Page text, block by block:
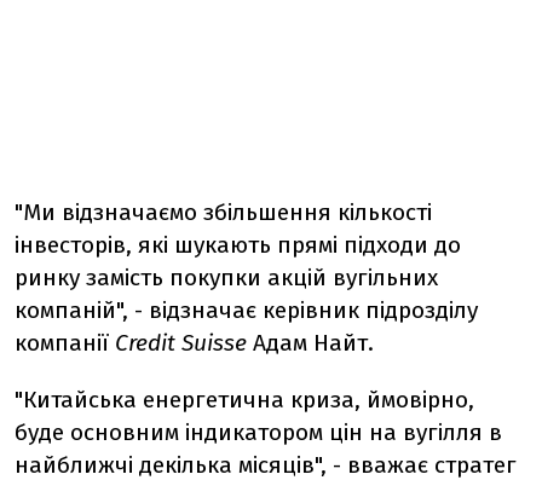
"Ми відзначаємо збільшення кількості
інвесторів, які шукають прямі підходи до
ринку замість покупки акцій вугільних
компаній", - відзначає керівник підрозділу
компанії Credit Suisse Адам Найт.
"Китайська енергетична криза, ймовірно,
буде основним індикатором цін на вугілля в
найближчі декілька місяців", - вважає стратег